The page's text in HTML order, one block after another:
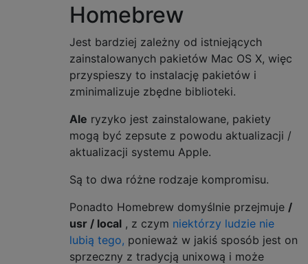
Homebrew
Jest bardziej zależny od istniejących
zainstalowanych pakietów Mac OS X, więc
przyspieszy to instalację pakietów i
zminimalizuje zbędne biblioteki.
Ale ryzyko jest zainstalowane, pakiety
mogą być zepsute z powodu aktualizacji /
aktualizacji systemu Apple.
Są to dwa różne rodzaje kompromisu.
Ponadto Homebrew domyślnie przejmuje /
usr / local , z czym niektórzy ludzie nie
lubią tego, ponieważ w jakiś sposób jest on
sprzeczny z tradycją unixową i może